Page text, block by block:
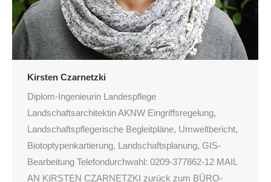
Kirsten Czarnetzki
Diplom-Ingenieurin Landespflege
Landschaftsarchitektin AKNW Eingriffsregelung,
Landschaftspflegerische Begleitpläne, Umweltbericht,
Biotoptypenkartierung, Landschaftsplanung, GIS-
Bearbeitung Telefondurchwahl: 0209-377862-12 MAIL
AN KIRSTEN CZARNETZKI zurück zum BÜRO-